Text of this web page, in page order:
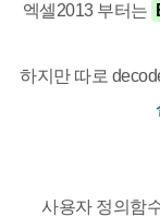
엑셀2013 부터는
하지만 따로
사용자 정의함